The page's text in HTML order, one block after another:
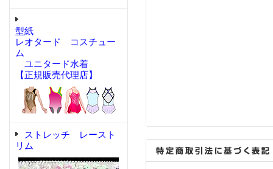
型紙
レオタード コスチュー
ム
ユニタード水着
【正規販売代理店】
ストレッチ レースト
リム